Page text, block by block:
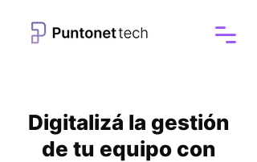
Digitalizá la gestión
de tu equipo con